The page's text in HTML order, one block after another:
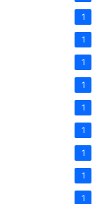
1
1
1
1
1
1
1
1
1